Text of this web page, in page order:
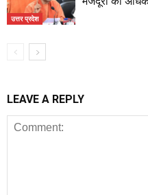
उत्तर प्रदेश
LEAVE A REPLY